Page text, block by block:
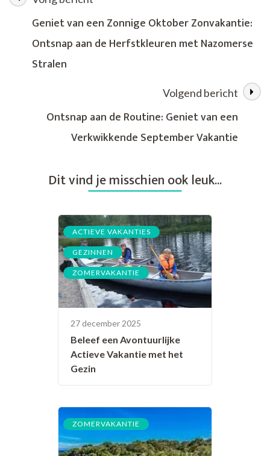
Geniet van een Zonnige Oktober Zonvakantie:
Ontsnap aan de Herfstkleuren met Nazomerse
Stralen
Volgend bericht
Ontsnap aan de Routine: Geniet van een
Verkwikkende September Vakantie
Dit vind je misschien ook leuk...
ACTIEVE VAKANTIES ,
GEZINNEN ,
ZOMERVAKANTIE
27 december 2025
Beleef een Avontuurlijke
Actieve Vakantie met het
Gezin
ZOMERVAKANTIE